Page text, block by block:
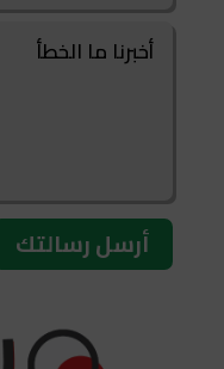
أرسل رسالتك